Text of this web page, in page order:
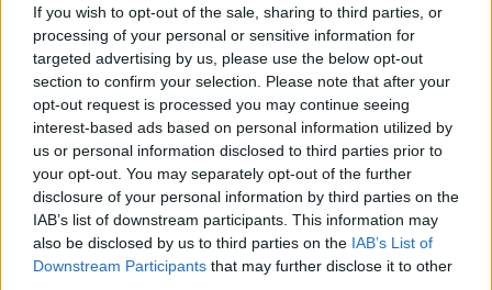
If you wish to opt-out of the sale, sharing to third parties, or
processing of your personal or sensitive information for
targeted advertising by us, please use the below opt-out
section to confirm your selection. Please note that after your
opt-out request is processed you may continue seeing
interest-based ads based on personal information utilized by
us or personal information disclosed to third parties prior to
your opt-out. You may separately opt-out of the further
disclosure of your personal information by third parties on the
IAB’s list of downstream participants. This information may
also be disclosed by us to third parties on the IAB’s List of
Downstream Participants that may further disclose it to other
μεταφορά σε ασφαλή σημεία από αυτοκίνητα που
ακινητοποιήθηκαν σε πλημμυρισμένους δρόμους —
κυρίως στονΑσπρόπυργο. Πάνω από 30 κλήσεις
σχετίζονται με αντλήσεις υδάτων, ενώ υπάρχουν και
κλήσεις για κοπές δέντρων . Σύμφωνα με την υπηρεσία, ο
αριθμός των κλήσεων αναμένεται να αυξηθεί καθώς το
φαινόμενο συνεχίζεται.
Τα περισσότερα προβλήματα έως τώρα εντοπίζονται σε
Νότια Προάστια,Δυτική Αττικήκαι στοκέντρο της